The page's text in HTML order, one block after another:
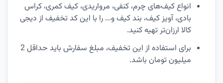
انواع کیف‌های چرم، کنفی، مرواریدی، کیف کمری، کراس
بادی، آویز کیف، بند کیف و... را با این کد تخفیف از دیجی
کالا ارزان‌تر تهیه کنید.
برای استفاده از این تخفیف، مبلغ سفارش باید حداقل 2
میلیون تومان باشد.